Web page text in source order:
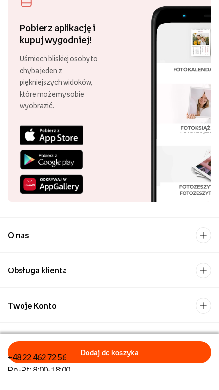
Pobierz aplikację i
kupuj wygodniej!
Uśmiech bliskiej osoby to
chyba jeden z
piękniejszych widoków,
które możemy sobie
wyobrazić.
O nas
Obsługa klienta
Kontakt
+48 22 462 72 56
Pn-Pt: 8:00-18:00
Twoje Konto